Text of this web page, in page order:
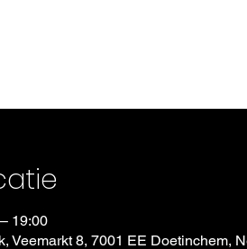
19:00
Veemarkt 8, 7001 EE Doetinchem,